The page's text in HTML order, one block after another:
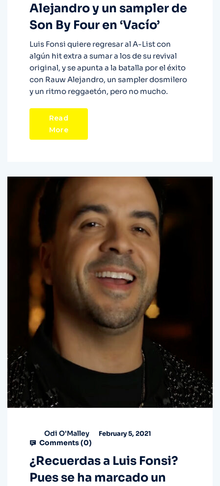
Alejandro y un sampler de
Son By Four en ‘Vacío’
Luis Fonsi quiere regresar al A-List con
algún hit extra a sumar a los de su revival
original, y se apunta a la batalla por el éxito
con Rauw Alejandro, un sampler dosmilero
y un ritmo reggaetón, pero no mucho.
Read
More
Odi O'Malley February 5, 2021
Comments (0)
¿Recuerdas a Luis Fonsi?
Pues se ha marcado un